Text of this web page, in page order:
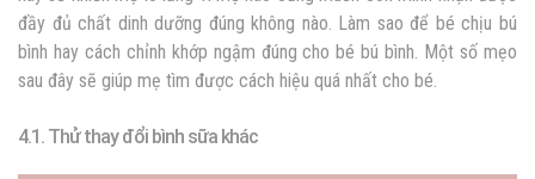
đầy đủ chất dinh dưỡng đúng không nào. Làm sao để bé chịu bú
bình hay cách chỉnh khớp ngậm đúng cho bé bú bình. Một số mẹo
sau đây sẽ giúp mẹ tìm được cách hiệu quá nhất cho bé.
4.1. Thử thay đổi bình sữa khác